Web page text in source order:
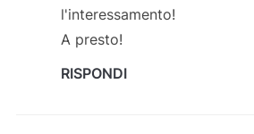
l'interessamento!
A presto!
RISPONDI